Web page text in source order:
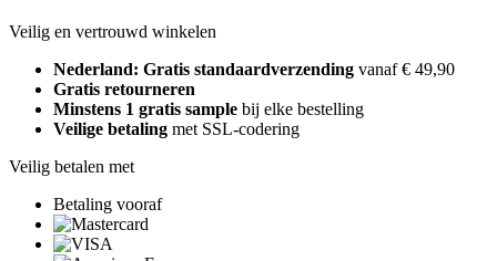
Veilig en vertrouwd winkelen
Nederland: Gratis standaardverzending vanaf € 49,90
Gratis retourneren
Minstens 1 gratis sample bij elke bestelling
Veilige betaling met SSL-codering
Veilig betalen met
Betaling vooraf